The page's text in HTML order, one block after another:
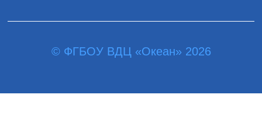
© ФГБОУ ВДЦ «Океан» 2026